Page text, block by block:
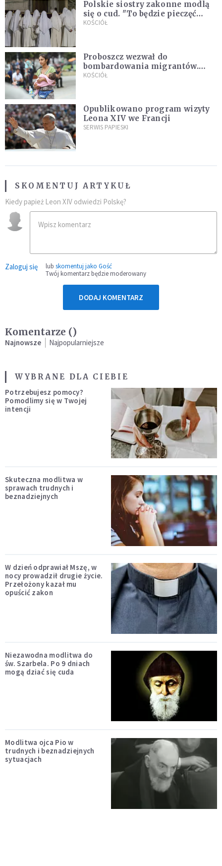
Polskie siostry zakonne modlą
się o cud. "To będzie pieczęć
Pana Boga dla naszej wiary"
KOŚCIÓŁ
Proboszcz wezwał do
bombardowania migrantów.
"Masowy ogień przeciwko
KOŚCIÓŁ
Opublikowano program wizyty
Leona XIV we Francji
SERWIS PAPIESKI
SKOMENTUJ ARTYKUŁ
Kiedy papież Leon XIV odwiedzi Polskę?
Zaloguj się lub skomentuj jako Gość
Twój komentarz będzie moderowany
DODAJ KOMENTARZ
Komentarze ()
Najnowsze Najpopularniejsze
WYBRANE DLA CIEBIE
Potrzebujesz pomocy?
Pomodlimy się w Twojej
intencji
Skuteczna modlitwa w
sprawach trudnych i
beznadziejnych
W dzień odprawiał Mszę, w
nocy prowadził drugie życie.
Przełożony kazał mu
opuścić zakon
Niezawodna modlitwa do
św. Szarbela. Po 9 dniach
mogą dziać się cuda
Modlitwa ojca Pio w
trudnych i beznadziejnych
sytuacjach